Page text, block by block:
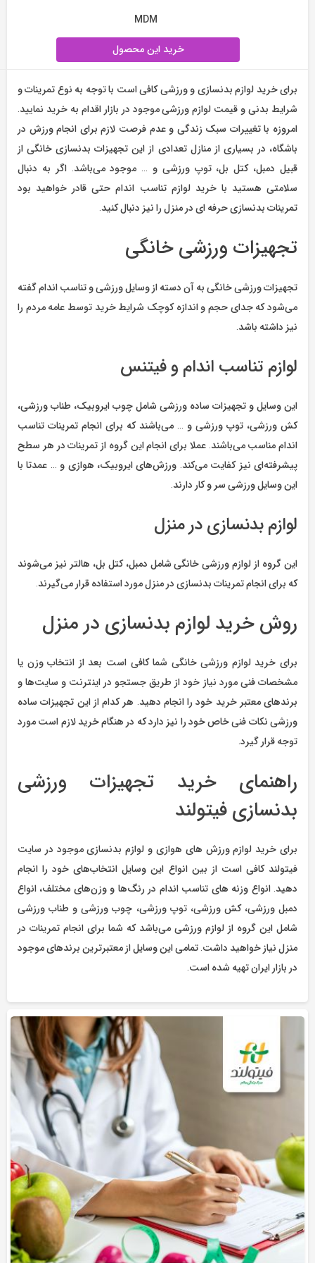
MDM
خرید این محصول
برای خرید لوازم بدنسازی و ورزشی کافی است با توجه به نوع تمرینات و
شرایط بدنی و قیمت لوازم ورزشی موجود در بازار اقدام به خرید نمایید.
امروزه با تغییرات سبک زندگی و عدم فرصت لازم برای انجام ورزش در
باشگاه، در بسیاری از منازل تعدادی از این تجهیزات بدنسازی خانگی از
قبیل دمبل، کتل بل، توپ ورزشی و … موجود می‌باشد. اگر به دنبال
سلامتی هستید با خرید لوازم تناسب اندام حتی قادر خواهید بود
تمرینات بدنسازی حرفه ای در منزل را نیز دنبال کنید.
تجهیزات ورزشی خانگی
تجهیزات ورزشی خانگی به آن دسته از وسایل ورزشی و تناسب اندام گفته
می‌شود که جدای حجم و اندازه کوچک شرایط خرید توسط عامه مردم را
نیز داشته باشد.
لوازم تناسب اندام و فیتنس
این وسایل و تجهیزات ساده ورزشی شامل چوب ایروبیک، طناب ورزشی،‌
کش ورزشی، توپ ورزشی و … می‌باشند که برای انجام تمرینات تناسب
اندام مناسب می‌باشند. عملا برای انجام این گروه از تمرینات در هر سطح
پیشرفته‌ای نیز کفایت می‌کند. ورزش‌های ایروبیک، هوازی و … عمدتا با
این وسایل ورزشی سر و کار دارند.
لوازم بدنسازی در منزل
این گروه از لوازم ورزشی خانگی شامل دمبل،‌ کتل بل،‌ هالتر نیز می‌شوند
که برای انجام تمرینات بدنسازی در منزل مورد استفاده قرار می‌گیرند.
روش خرید لوازم بدنسازی در منزل
برای خرید لوازم ورزشی خانگی شما کافی است بعد از انتخاب وزن یا
مشخصات فنی مورد نیاز خود از طریق جستجو در اینترنت و سایت‌ها و
برندهای معتبر خرید خود را انجام دهید. هر کدام از این تجهیزات ساده
ورزشی نکات فنی خاص خود را نیز دارد که در هنگام خرید لازم است مورد
توجه قرار گیرد.
راهنمای خرید تجهیزات ورزشی
بدنسازی فیتولند
برای خرید لوازم ورزش های هوازی و لوازم بدنسازی موجود در سایت
فیتولند کافی است از بین انواع این وسایل انتخاب‌های خود را انجام
دهید. انواع وزنه های تناسب اندام در رنگ‌ها و وزن‌های مختلف، انواع
دمبل ورزشی، کش ورزشی، توپ ورزشی، چوب ورزشی و طناب ورزشی
شامل این گروه از لوازم ورزشی می‌باشد که شما برای انجام تمرینات در
منزل نیاز خواهید داشت. تمامی این وسایل از معتبرترین برندهای موجود
در بازار ایران تهیه شده است.